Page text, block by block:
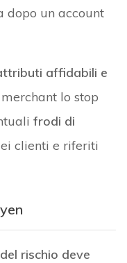
dopo un account
affidabili e
lo stop
frodi di
clienti e riferiti
rischio deve